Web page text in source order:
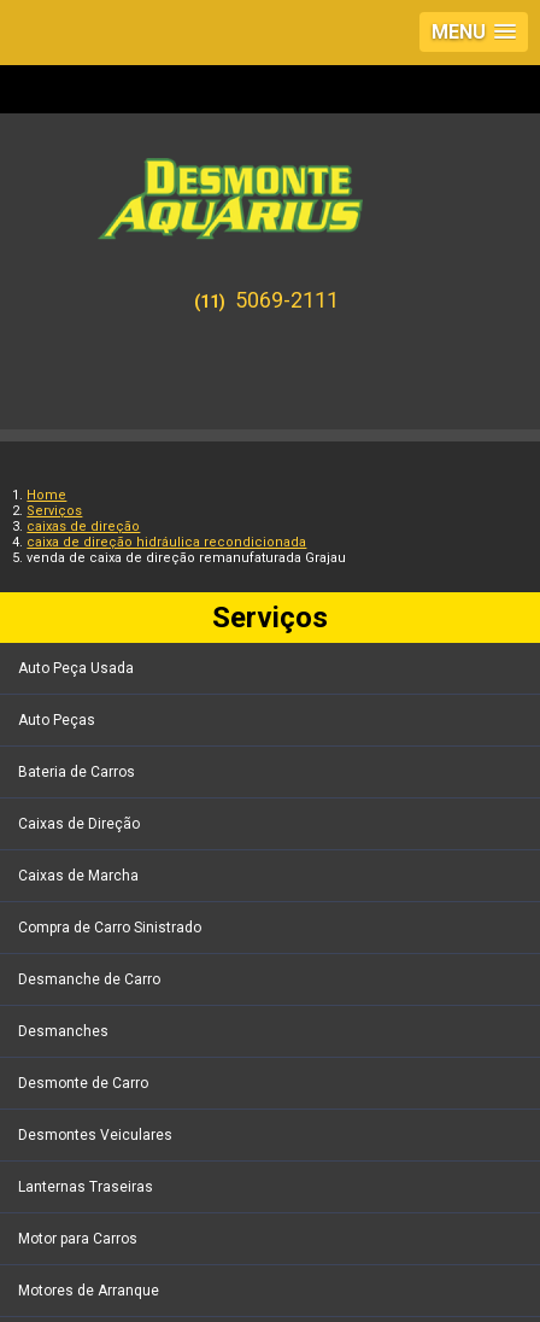
MENU
(11) 5069-2111
Home
Serviços
caixas de direção
caixa de direção hidráulica recondicionada
venda de caixa de direção remanufaturada Grajau
Serviços
Auto Peça Usada
Auto Peças
Bateria de Carros
Caixas de Direção
Caixas de Marcha
Compra de Carro Sinistrado
Desmanche de Carro
Desmanches
Desmonte de Carro
Desmontes Veiculares
Lanternas Traseiras
Motor para Carros
Motores de Arranque